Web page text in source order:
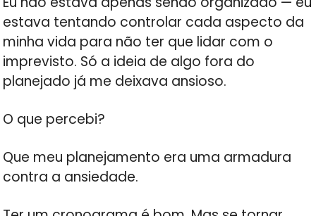
estava tentando controlar cada aspecto da
minha vida para não ter que lidar com o
imprevisto. Só a ideia de algo fora do
planejado já me deixava ansioso.
O que percebi?
Que meu planejamento era uma armadura
contra a ansiedade.